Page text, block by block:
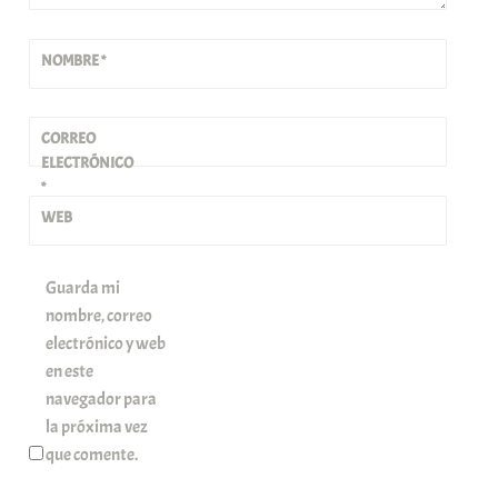
NOMBRE*
CORREO
ELECTRÓNICO
*
WEB
Guarda mi
nombre, correo
electrónico y web
en este
navegador para
la próxima vez
que comente.